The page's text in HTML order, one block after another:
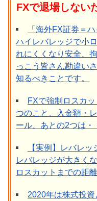
FXで退場しない
「海外FX証券＝
ハイレバレッジで小
れにくくなり安全、
っこう皆さん勘違い
知るべきことです。
FXで強制ロスカ
つのこと、入金額・
ール、あとの2つは・
【実例】レバレ
レバレッジが大きく
ロスカットまでの距
2020年は株式投